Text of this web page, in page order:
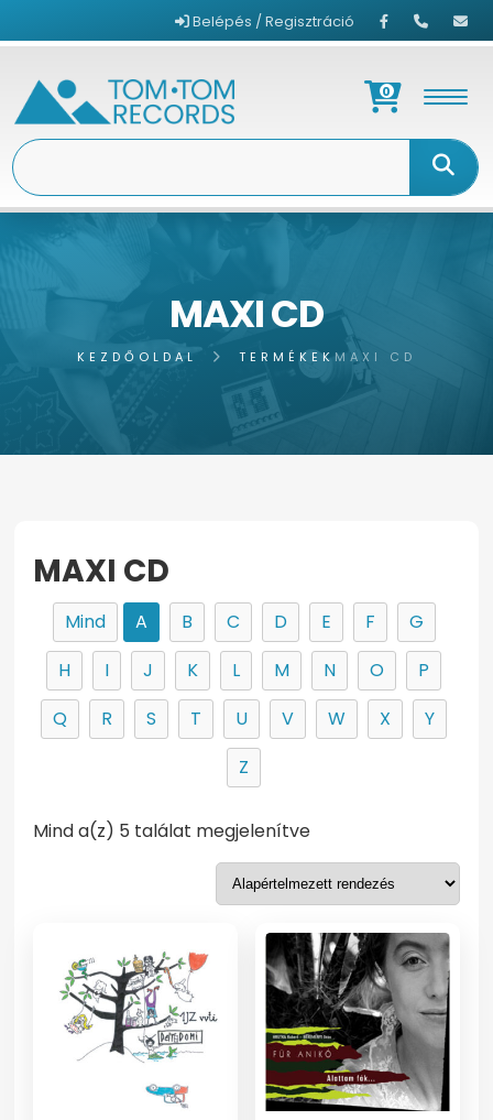
Belépés / Regisztráció
0
MAXI CD
KEZDŐOLDAL TERMÉKEKMAXI CD
MAXI CD
Mind A B C D E F
G
H
I J K L M N O
P
Q
R S T U V W X
Y
Z
Mind a(z) 5 találat megjelenítve